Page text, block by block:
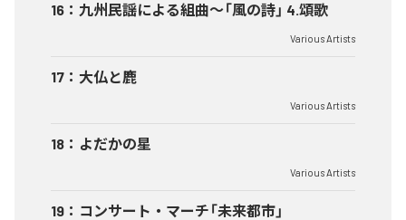
16 ： 九州民謡による組曲～「風の詩」 4.頌歌
Various Artists
17 ： 大仏と鹿
Various Artists
18 ： よだかの星
Various Artists
19 ： コンサート・マーチ「未来都市」